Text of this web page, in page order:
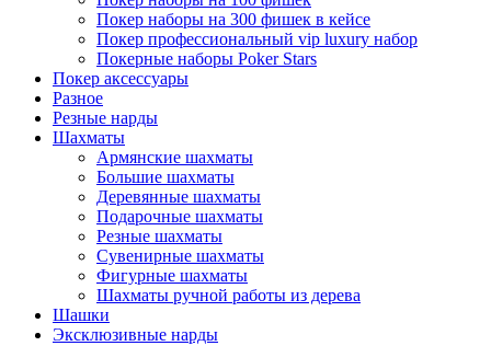
Покер наборы на 300 фишек в кейсе
Покер профессиональный vip luxury набор
Покерные наборы Poker Stars
Покер аксессуары
Разное
Резные нарды
Шахматы
Армянские шахматы
Большие шахматы
Деревянные шахматы
Подарочные шахматы
Резные шахматы
Сувенирные шахматы
Фигурные шахматы
Шахматы ручной работы из дерева
Шашки
Эксклюзивные нарды